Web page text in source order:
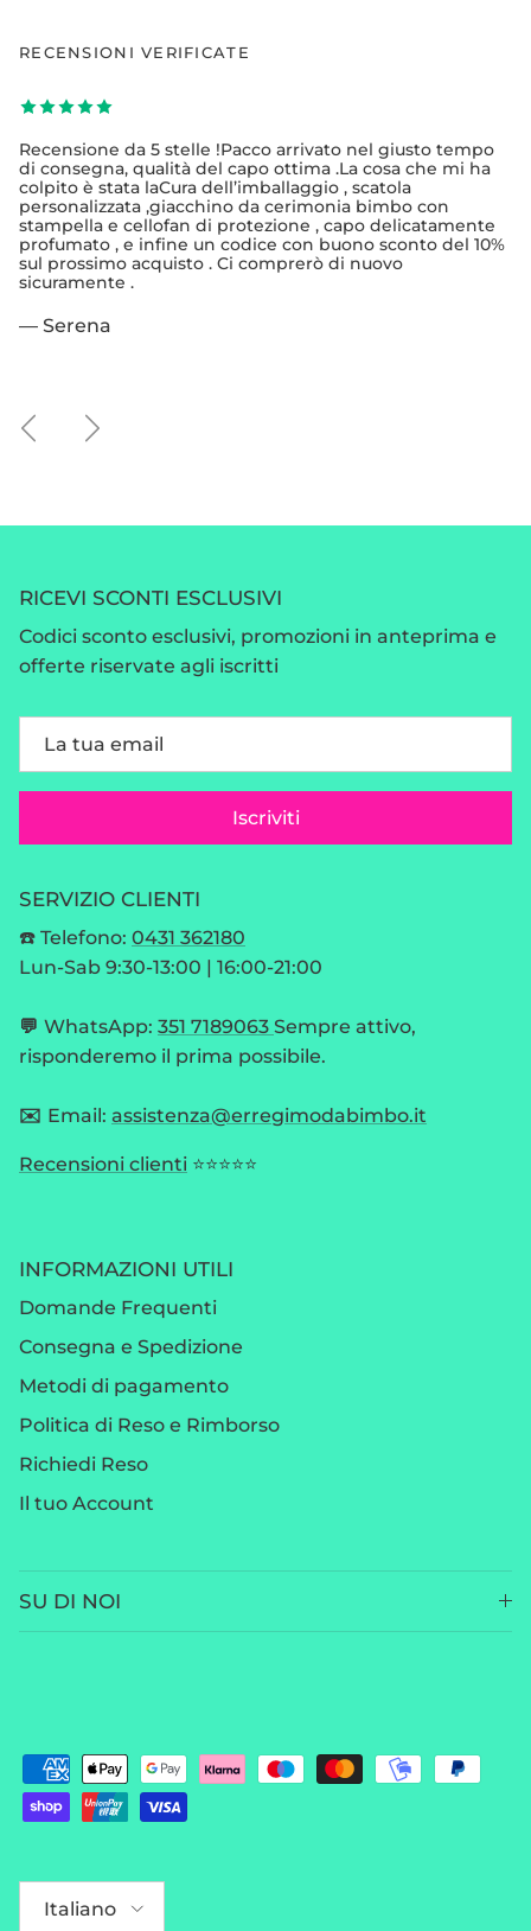
RECENSIONI VERIFICATE
Recensione da 5 stelle !Pacco arrivato nel giusto tempo
di consegna, qualità del capo ottima .La cosa che mi ha
colpito è stata laCura dell’imballaggio , scatola
personalizzata ,giacchino da cerimonia bimbo con
stampella e cellofan di protezione , capo delicatamente
profumato , e infine un codice con buono sconto del 10%
sul prossimo acquisto . Ci comprerò di nuovo
sicuramente .
— Serena
IndietroAvanti
RICEVI SCONTI ESCLUSIVI
Codici sconto esclusivi, promozioni in anteprima e
offerte riservate agli iscritti
Iscriviti
SERVIZIO CLIENTI
☎️ Telefono: 0431 362180
Lun-Sab 9:30-13:00 | 16:00-21:00
💬 WhatsApp: 351 7189063 Sempre attivo,
risponderemo il prima possibile.
✉️ Email: assistenza@erregimodabimbo.it
Recensioni clienti ⭐⭐⭐⭐⭐
INFORMAZIONI UTILI
Domande Frequenti
Consegna e Spedizione
Metodi di pagamento
Politica di Reso e Rimborso
Richiedi Reso
Il tuo Account
SU DI NOI
Italiano